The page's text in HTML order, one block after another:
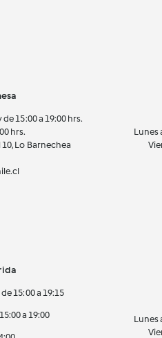
de 15:00 a 19:00 hrs.
hrs.
Lo Barnechea
15:00 a 19:15
a 19:00
Lunes
Lunes